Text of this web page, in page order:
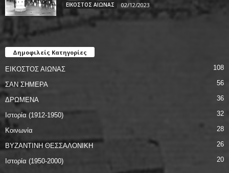
ΕΙΚΟΣΤΟΣ ΑΙΩΝΑΣ 02/12/2023
Δημοφιλείς Κατηγορίες
ΕΙΚΟΣΤΟΣ ΑΙΩΝΑΣ 108
ΣΑΝ ΣΗΜΕΡΑ 56
ΔΡΩΜΕΝΑ 36
Ιστορία (1912-1950) 32
Κοινωνία 28
ΒΥΖΑΝΤΙΝΗ ΘΕΣΣΑΛΟΝΙΚΗ 26
Ιστορία (1950-2000) 20